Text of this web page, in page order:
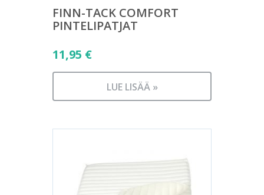
FINN-TACK COMFORT
PINTELIPATJAT
11,95 €
LUE LISÄÄ »